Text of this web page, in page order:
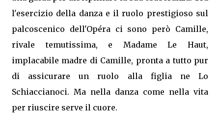
l'esercizio della danza e il ruolo prestigioso sul
palcoscenico dell'Opéra ci sono però Camille,
rivale temutissima, e Madame Le Haut,
implacabile madre di Camille, pronta a tutto pur
di assicurare un ruolo alla figlia ne Lo
Schiaccianoci. Ma nella danza come nella vita
per riuscire serve il cuore.